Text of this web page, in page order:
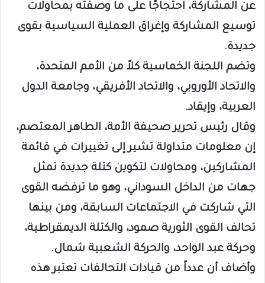
عن المشاركة، احتجاجًا على ما وصفته بمحاولات
توسيع المشاركة وإغراق العملية السياسية بقوى
جديدة.
وتضم اللجنة الخماسية كلاً من الأمم المتحدة،
والاتحاد الأوروبي، والاتحاد الأفريقي، وجامعة الدول
العربية، وإيقاد.
وقال رئيس تحرير صحيفة الأمة، الطاهر المعتصم،
إن معلومات متداولة تشير إلى تغييرات في قائمة
المشاركين، ومحاولات لتكوين كتلة جديدة تمثل
جهات من الداخل السوداني، وهو ما ترفضه القوى
التي شاركت في الاجتماعات السابقة، ومن بينها
تحالف القوى الثورية صمود، والكتلة الديمقراطية،
وحركة عبد الواحد، والحركة الشعبية شمال.
وأضاف أن عدداً من قيادات التحالفات تعتبر هذه